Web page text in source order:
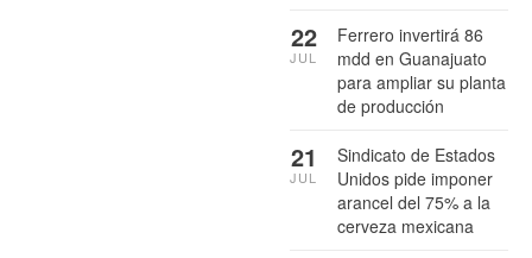
Ferrero invertirá 86
mdd en Guanajuato
para ampliar su planta
de producción
22
JUL
Sindicato de Estados
Unidos pide imponer
arancel del 75% a la
cerveza mexicana
21
JUL